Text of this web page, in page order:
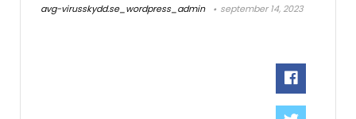
avg-virusskydd.se_wordpress_admin september 14, 2023